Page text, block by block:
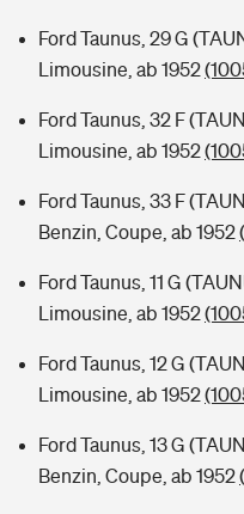
Ford Taunus, 29 G
Limousine, ab 1952
Ford Taunus, 32 F
Limousine, ab 1952
Ford Taunus, 33 F
Benzin, Coupe, ab 1952
Ford Taunus, 11 G
Limousine, ab 1952
Ford Taunus, 12 G
Limousine, ab 1952
Ford Taunus, 13 G
Benzin, Coupe, ab 1952